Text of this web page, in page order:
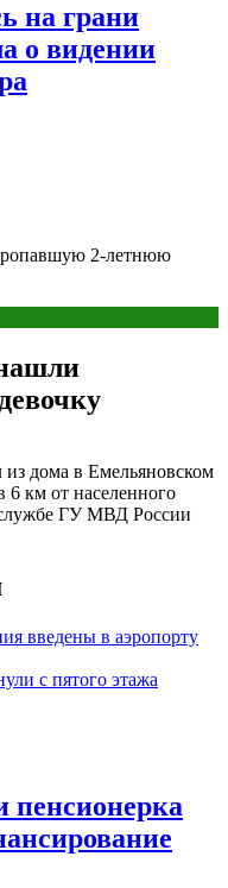
на грани
о видении
2-летнюю
из дома в Емельяновском
6 км от населенного
ГУ МВД России
введены в аэропорту
с пятого этажа
пенсионерка